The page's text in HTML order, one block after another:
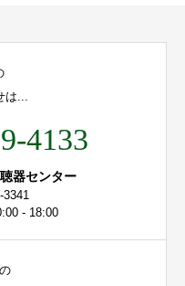
は...
4133
器センター
3341
- 18:00